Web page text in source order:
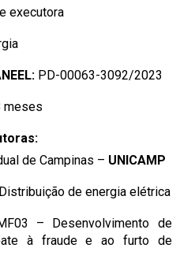
executora
PD-00063-3092/2023
meses
de Campinas – UNICAMP
Distribuição de energia elétrica
– Desenvolvimento de
à fraude e ao furto de